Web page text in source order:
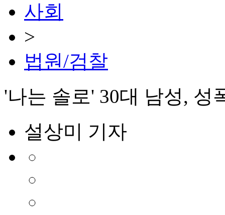
사회
>
법원/검찰
'나는 솔로' 30대 남성, 성
설상미 기자